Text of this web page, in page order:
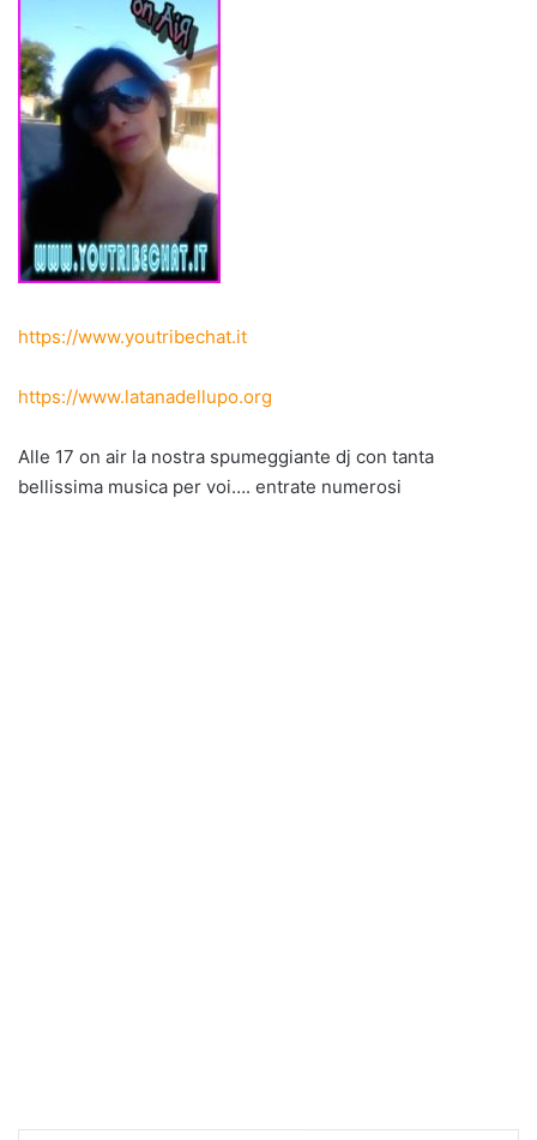
https://www.youtribechat.it
https://www.latanadellupo.org
Alle 17 on air la nostra spumeggiante dj con tanta
bellissima musica per voi…. entrate numerosi